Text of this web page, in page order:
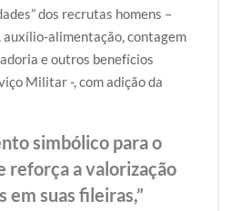
dos recrutas homens –
auxílio-alimentação, contagem
e outros benefícios
Militar -, com adição da
simbólico para o
reforça a valorização
em suas fileiras,”